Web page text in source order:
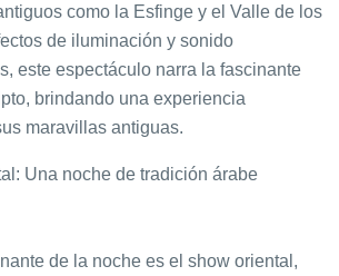
como la Esfinge y el Valle de los
de iluminación y sonido
este espectáculo narra la fascinante
brindando una experiencia
maravillas antiguas.
Una noche de tradición árabe
de la noche es el show oriental,